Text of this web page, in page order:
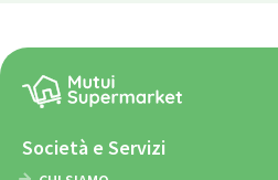
Società e Servizi